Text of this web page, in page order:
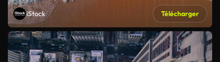
iStock Télécharger